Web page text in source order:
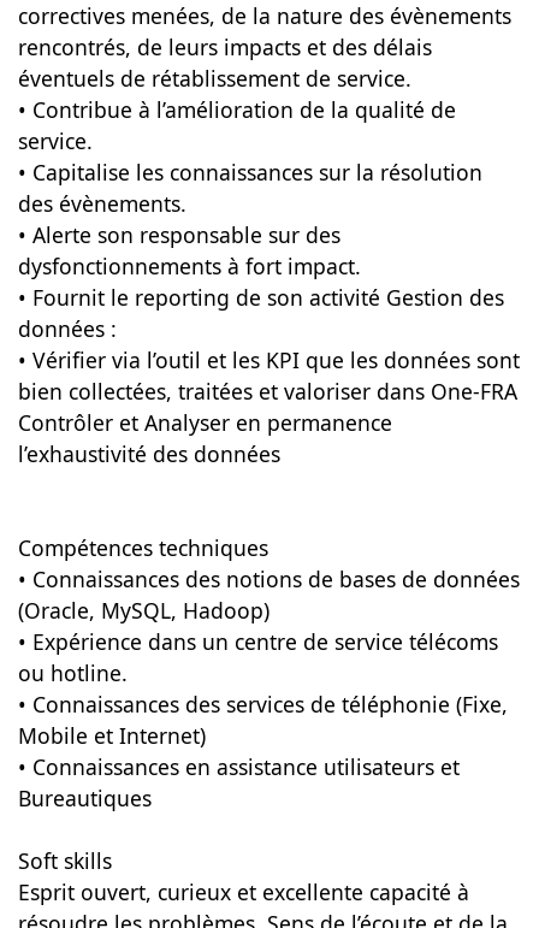
correctives menées, de la nature des évènements
rencontrés, de leurs impacts et des délais
éventuels de rétablissement de service.
• Contribue à l’amélioration de la qualité de
service.
• Capitalise les connaissances sur la résolution
des évènements.
• Alerte son responsable sur des
dysfonctionnements à fort impact.
• Fournit le reporting de son activité Gestion des
données :
• Vérifier via l’outil et les KPI que les données sont
bien collectées, traitées et valoriser dans One-FRA
Contrôler et Analyser en permanence
l’exhaustivité des données
Compétences techniques
• Connaissances des notions de bases de données
(Oracle, MySQL, Hadoop)
• Expérience dans un centre de service télécoms
ou hotline.
• Connaissances des services de téléphonie (Fixe,
Mobile et Internet)
• Connaissances en assistance utilisateurs et
Bureautiques
Soft skills
Esprit ouvert, curieux et excellente capacité à